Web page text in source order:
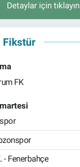
Detaylar için tıklayın
Fikstür
FK
- Fenerbahçe